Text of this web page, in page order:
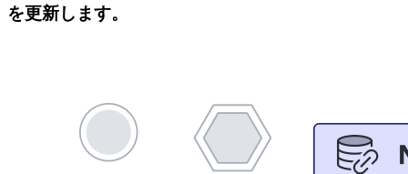
を更新します。